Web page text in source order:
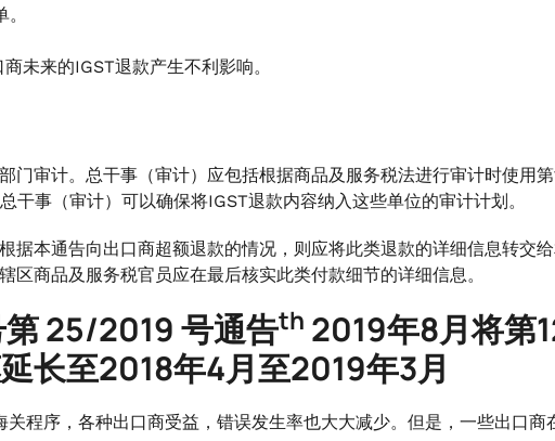
未来的IGST退款产生不利影响。
门审计。总干事（审计）应包括根据商品及服务税法进行审计时使用
干事（审计）可以确保将IGST退款内容纳入这些单位的审计计划。
据本通告向出口商超额退款的情况，则应将此类退款的详细信息转交
区商品及服务税官员应在最后核实此类付款细节的详细信息。
25/2019 号通告th 2019年8月将第
长至2018年4月至2019年3月
关程序，各种出口商受益，错误发生率也大大减少。但是，一些出口商